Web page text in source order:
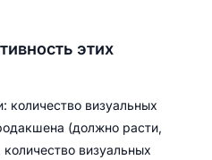
этих
количество визуальных
(должно расти,
визуальных